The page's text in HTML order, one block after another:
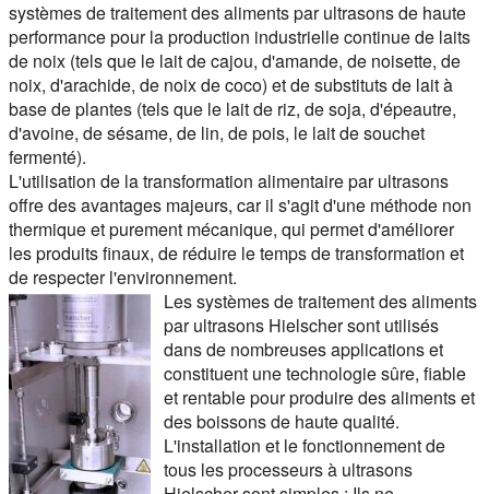
systèmes de traitement des aliments par ultrasons de haute
performance pour la production industrielle continue de laits
de noix (tels que le lait de cajou, d'amande, de noisette, de
noix, d'arachide, de noix de coco) et de substituts de lait à
base de plantes (tels que le lait de riz, de soja, d'épeautre,
d'avoine, de sésame, de lin, de pois, le lait de souchet
fermenté).
L'utilisation de la transformation alimentaire par ultrasons
offre des avantages majeurs, car il s'agit d'une méthode non
thermique et purement mécanique, qui permet d'améliorer
les produits finaux, de réduire le temps de transformation et
de respecter l'environnement.
Les systèmes de traitement des aliments
par ultrasons Hielscher sont utilisés
dans de nombreuses applications et
constituent une technologie sûre, fiable
et rentable pour produire des aliments et
des boissons de haute qualité.
L'installation et le fonctionnement de
tous les processeurs à ultrasons